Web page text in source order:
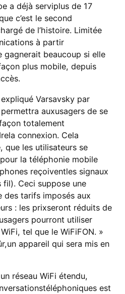
a déjà serviplus de 17
c’est le second
de l’histoire. Limitée
à partir
gagnerait beaucoup si elle
plus mobile, depuis
Varsavsky par
auxusagers de se
totalement
connexion. Cela
que les utilisateurs se
la téléphonie mobile
reçoiventles signaux
fil). Ceci suppose une
tarifs imposés aux
: les prixseront réduits de
pourront utiliser
tel que le WiFiFON. »
appareil qui sera mis en
réseau WiFi étendu,
est